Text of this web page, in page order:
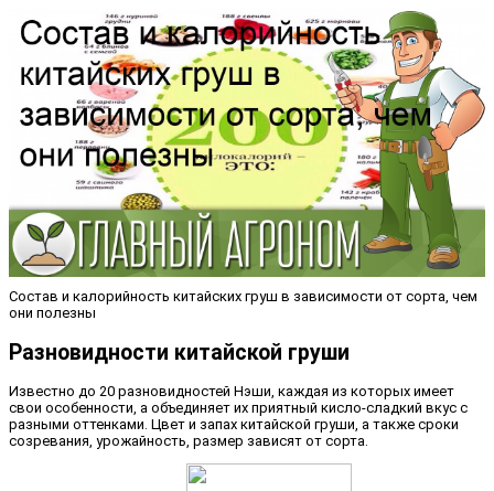
Состав и калорийность китайских груш в зависимости от сорта, чем
они полезны
Разновидности китайской груши
Известно до 20 разновидностей Нэши, каждая из которых имеет
свои особенности, а объединяет их приятный кисло-сладкий вкус с
разными оттенками. Цвет и запах китайской груши, а также сроки
созревания, урожайность, размер зависят от сорта.